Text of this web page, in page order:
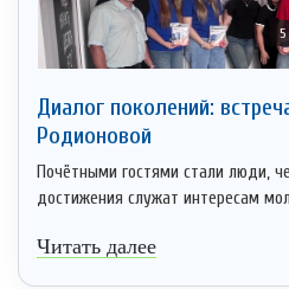
5
Диалог поколений:
Родионовой
Почётными гостями стали люди,
достижения служат интересам
Читать далее